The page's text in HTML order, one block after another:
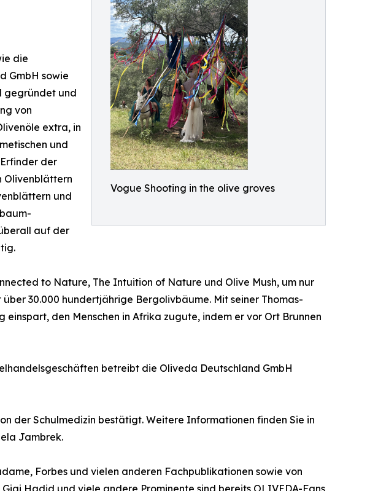
Vogue Shooting in the olive groves
die
GmbH sowie
gegründet und
von
extra, in
und
der
Olivenblättern
und
auf der
to Nature, The Intuition of Nature und Olive Mush, um nur
30.000 hundertjährige Bergolivbäume. Mit seiner Thomas-
den Menschen in Afrika zugute, indem er vor Ort Brunnen
betreibt die Oliveda Deutschland GmbH
der Schulmedizin bestätigt. Weitere Informationen finden Sie in
Jambrek.
Forbes und vielen anderen Fachpublikationen sowie von